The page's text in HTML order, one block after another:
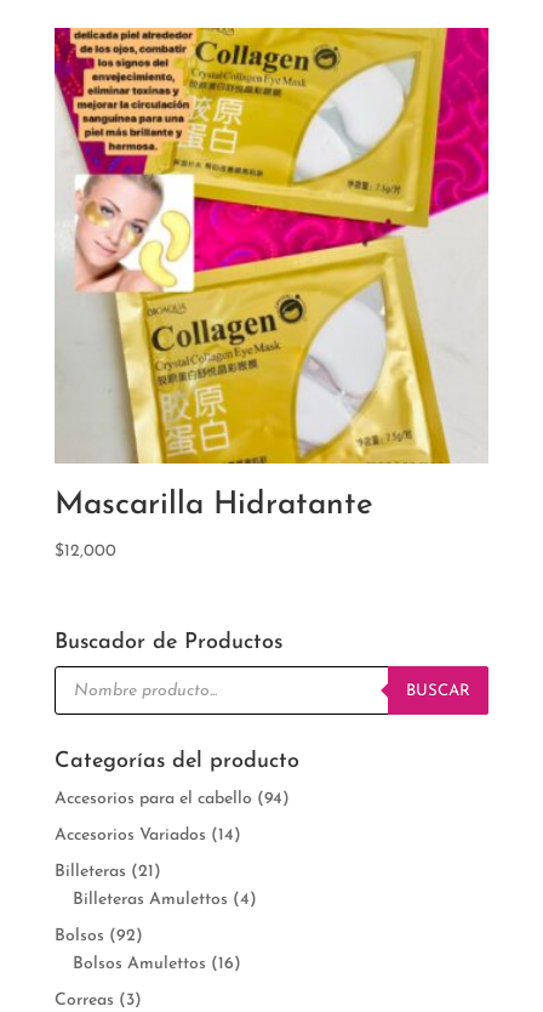
Mascarilla Hidratante
$12,000
Buscador de Productos
Búsqueda
productos
BUSCAR
Categorías del producto
Accesorios para el cabello (94)
Accesorios Variados (14)
Billeteras (21)
Billeteras Amulettos (4)
Bolsos (92)
Bolsos Amulettos (16)
Correas (3)